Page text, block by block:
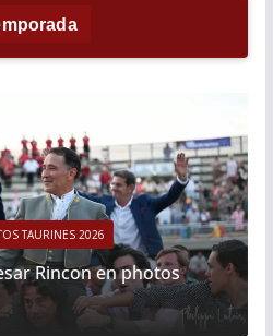
TAURINES 2026
Rincon en photos